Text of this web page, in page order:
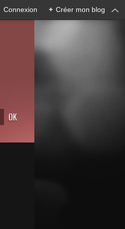
Connexion + Créer mon blog